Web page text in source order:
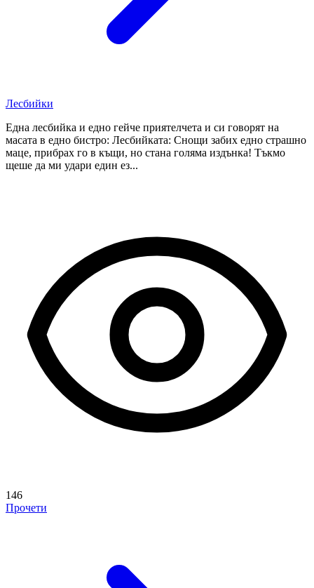
Лесбийки
Една лесбийка и едно гейче приятелчета и си говорят на
масата в едно бистро: Лесбийката: Снощи забих едно страшно
маце, прибрах го в къщи, но стана голяма издънка! Тъкмо
щеше да ми удари един ез...
146
Прочети